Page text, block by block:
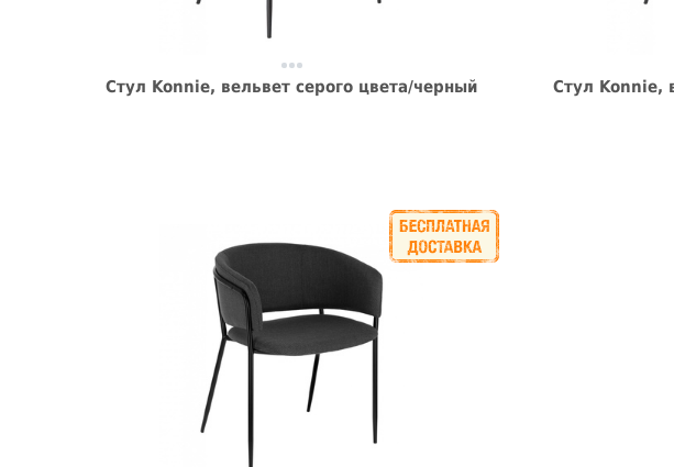
Стул Konnie, вельвет серого цвета/черный
Стул Konnie,